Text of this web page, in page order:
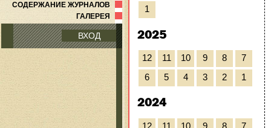
СОДЕРЖАНИЕ ЖУРНАЛОВ
ГАЛЕРЕЯ
ВХОД
1
2025
12 11 10 9 8
7
6
5 4 3 2 1
2024
12 11 10 9 8
7